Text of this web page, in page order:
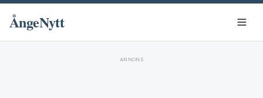
ÅngeNytt
ANNONS